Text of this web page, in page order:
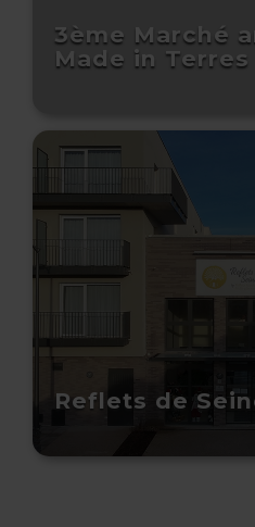
3ème Marché
Made in
Reflets de